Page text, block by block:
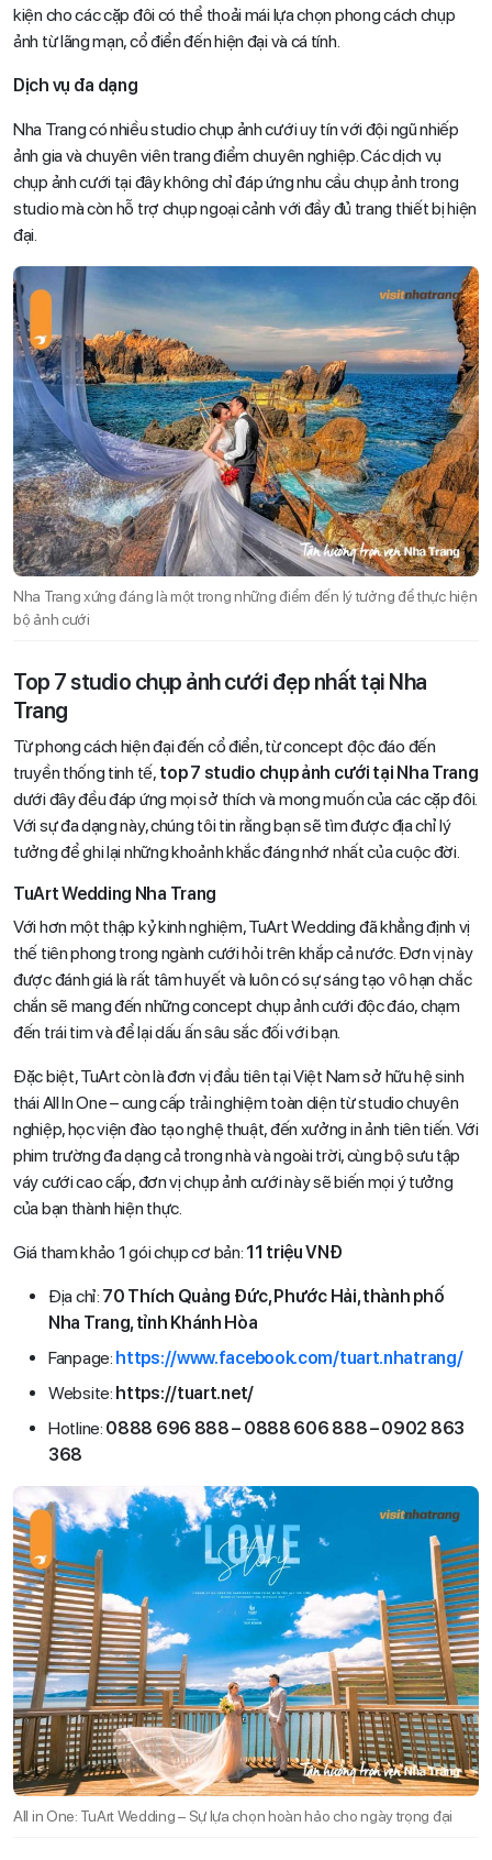
kiện cho các cặp đôi có thể thoải mái lựa chọn phong cách chụp
ảnh từ lãng mạn, cổ điển đến hiện đại và cá tính.
Dịch vụ đa dạng
Nha Trang có nhiều studio chụp ảnh cưới uy tín với đội ngũ nhiếp
ảnh gia và chuyên viên trang điểm chuyên nghiệp. Các dịch vụ
chụp ảnh cưới tại đây không chỉ đáp ứng nhu cầu chụp ảnh trong
studio mà còn hỗ trợ chụp ngoại cảnh với đầy đủ trang thiết bị hiện
đại.
Nha Trang xứng đáng là một trong những điểm đến lý tưởng để thực hiện
bộ ảnh cưới
Top 7 studio chụp ảnh cưới đẹp nhất tại Nha
Trang
Từ phong cách hiện đại đến cổ điển, từ concept độc đáo đến
truyền thống tinh tế, top 7 studio chụp ảnh cưới tại Nha Trang
dưới đây đều đáp ứng mọi sở thích và mong muốn của các cặp đôi.
Với sự đa dạng này, chúng tôi tin rằng bạn sẽ tìm được địa chỉ lý
tưởng để ghi lại những khoảnh khắc đáng nhớ nhất của cuộc đời.
TuArt Wedding Nha Trang
Với hơn một thập kỷ kinh nghiệm, TuArt Wedding đã khẳng định vị
thế tiên phong trong ngành cưới hỏi trên khắp cả nước. Đơn vị này
được đánh giá là rất tâm huyết và luôn có sự sáng tạo vô hạn chắc
chắn sẽ mang đến những concept chụp ảnh cưới độc đáo, chạm
đến trái tim và để lại dấu ấn sâu sắc đối với bạn.
Đặc biệt, TuArt còn là đơn vị đầu tiên tại Việt Nam sở hữu hệ sinh
thái All In One – cung cấp trải nghiệm toàn diện từ studio chuyên
nghiệp, học viện đào tạo nghệ thuật, đến xưởng in ảnh tiên tiến. Với
phim trường đa dạng cả trong nhà và ngoài trời, cùng bộ sưu tập
váy cưới cao cấp, đơn vị chụp ảnh cưới này sẽ biến mọi ý tưởng
của bạn thành hiện thực.
Giá tham khảo 1 gói chụp cơ bản: 11 triệu VNĐ
Địa chỉ: 70 Thích Quảng Đức, Phước Hải, thành phố
Nha Trang, tỉnh Khánh Hòa
Fanpage: https://www.facebook.com/tuart.nhatrang/
Website: https://tuart.net/
Hotline: 0888 696 888 – 0888 606 888 – 0902 863
368
All in One: TuArt Wedding – Sự lựa chọn hoàn hảo cho ngày trọng đại